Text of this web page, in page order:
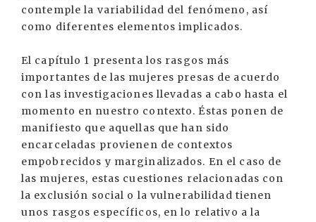
contemple la variabilidad del fenómeno, así
como diferentes elementos implicados.
El capítulo 1 presenta los rasgos más
importantes de las mujeres presas de acuerdo
con las investigaciones llevadas a cabo hasta el
momento en nuestro contexto. Éstas ponen de
manifiesto que aquellas que han sido
encarceladas provienen de contextos
empobrecidos y marginalizados. En el caso de
las mujeres, estas cuestiones relacionadas con
la exclusión social o la vulnerabilidad tienen
unos rasgos específicos, en lo relativo a la